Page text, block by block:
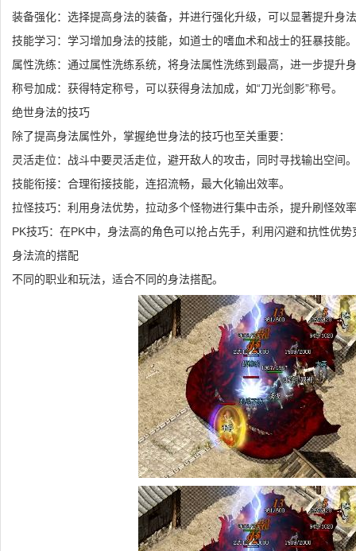
装备强化：选择提高身法的装备，并进行强化升级，可以显著提升身
技能学习：学习增加身法的技能，如道士的嗜血术和战士的狂暴技能。
属性洗练：通过属性洗练系统，将身法属性洗练到最高，进一步提升
称号加成：获得特定称号，可以获得身法加成，如“刀光剑影”称号。
绝世身法的技巧
除了提高身法属性外，掌握绝世身法的技巧也至关重要：
灵活走位：战斗中要灵活走位，避开敌人的攻击，同时寻找输出空间。
技能衔接：合理衔接技能，连招流畅，最大化输出效率。
拉怪技巧：利用身法优势，拉动多个怪物进行集中击杀，提升刷怪效
PK技巧：在PK中，身法高的角色可以抢占先手，利用闪避和抗性优势
身法流的搭配
不同的职业和玩法，适合不同的身法搭配。